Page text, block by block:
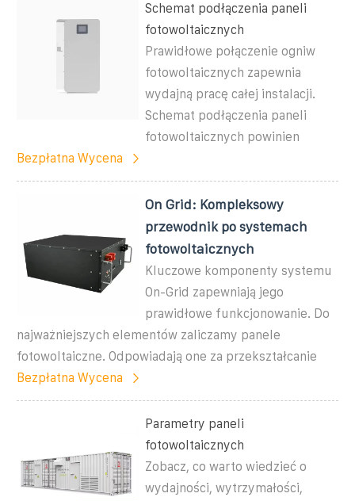
Schemat podłączenia paneli
fotowoltaicznych
Prawidłowe połączenie ogniw
fotowoltaicznych zapewnia
wydajną pracę całej instalacji.
Schemat podłączenia paneli
fotowoltaicznych powinien
Bezpłatna Wycena
On Grid: Kompleksowy
przewodnik po systemach
fotowoltaicznych
Kluczowe komponenty systemu
On-Grid zapewniają jego
prawidłowe funkcjonowanie. Do
najważniejszych elementów zaliczamy panele
fotowoltaiczne. Odpowiadają one za przekształcanie
Bezpłatna Wycena
Parametry paneli
fotowoltaicznych
Zobacz, co warto wiedzieć o
wydajności, wytrzymałości,